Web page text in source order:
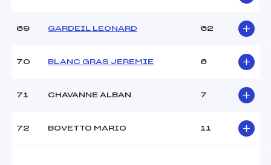
69 GARDEIL LEONARD 62
70 BLANC GRAS JEREMIE 6
71 CHAVANNE ALBAN 7
72 BOVETTO MARIO 11